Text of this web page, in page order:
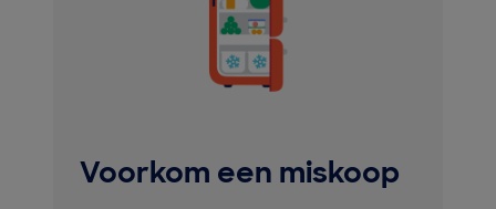
Voorkom een miskoop